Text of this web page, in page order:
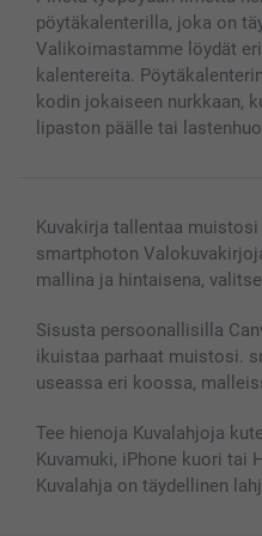
MyNameBook
Kuvakalenterit & Päivyrit
Valokuvakehykset &
Lahjakortti
Kaikki kuvatuotteet
Ehdot/takuut
Investor Relations
Hinnat & maksutavat
Tilausten tila
pöytäkalenterilla, joka on
Valikoimastamme löydät
kalentereita.
kodin jokaiseen nurkkaan,
lipaston päälle tai
Kuvakirja tallentaa
smartphoton
mallina ja hintaisena,
Sisusta persoonallisilla
ikuistaa parhaat muistosi.
useassa eri koossa,
Tee hienoja Kuvalahjoja
Kuvamuki, iPhone kuori tai
Kuvalahja on täydellinen